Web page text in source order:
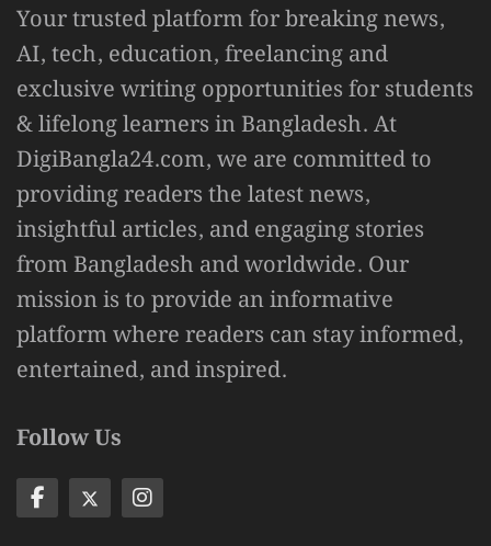
Your trusted platform for breaking news,
AI, tech, education, freelancing and
exclusive writing opportunities for students
& lifelong learners in Bangladesh. At
DigiBangla24.com, we are committed to
providing readers the latest news,
insightful articles, and engaging stories
from Bangladesh and worldwide. Our
mission is to provide an informative
platform where readers can stay informed,
entertained, and inspired.
Follow Us